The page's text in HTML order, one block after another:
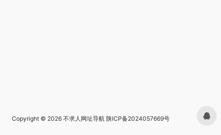
Copyright © 2026 不求人网址导航 陕ICP备2024057669号